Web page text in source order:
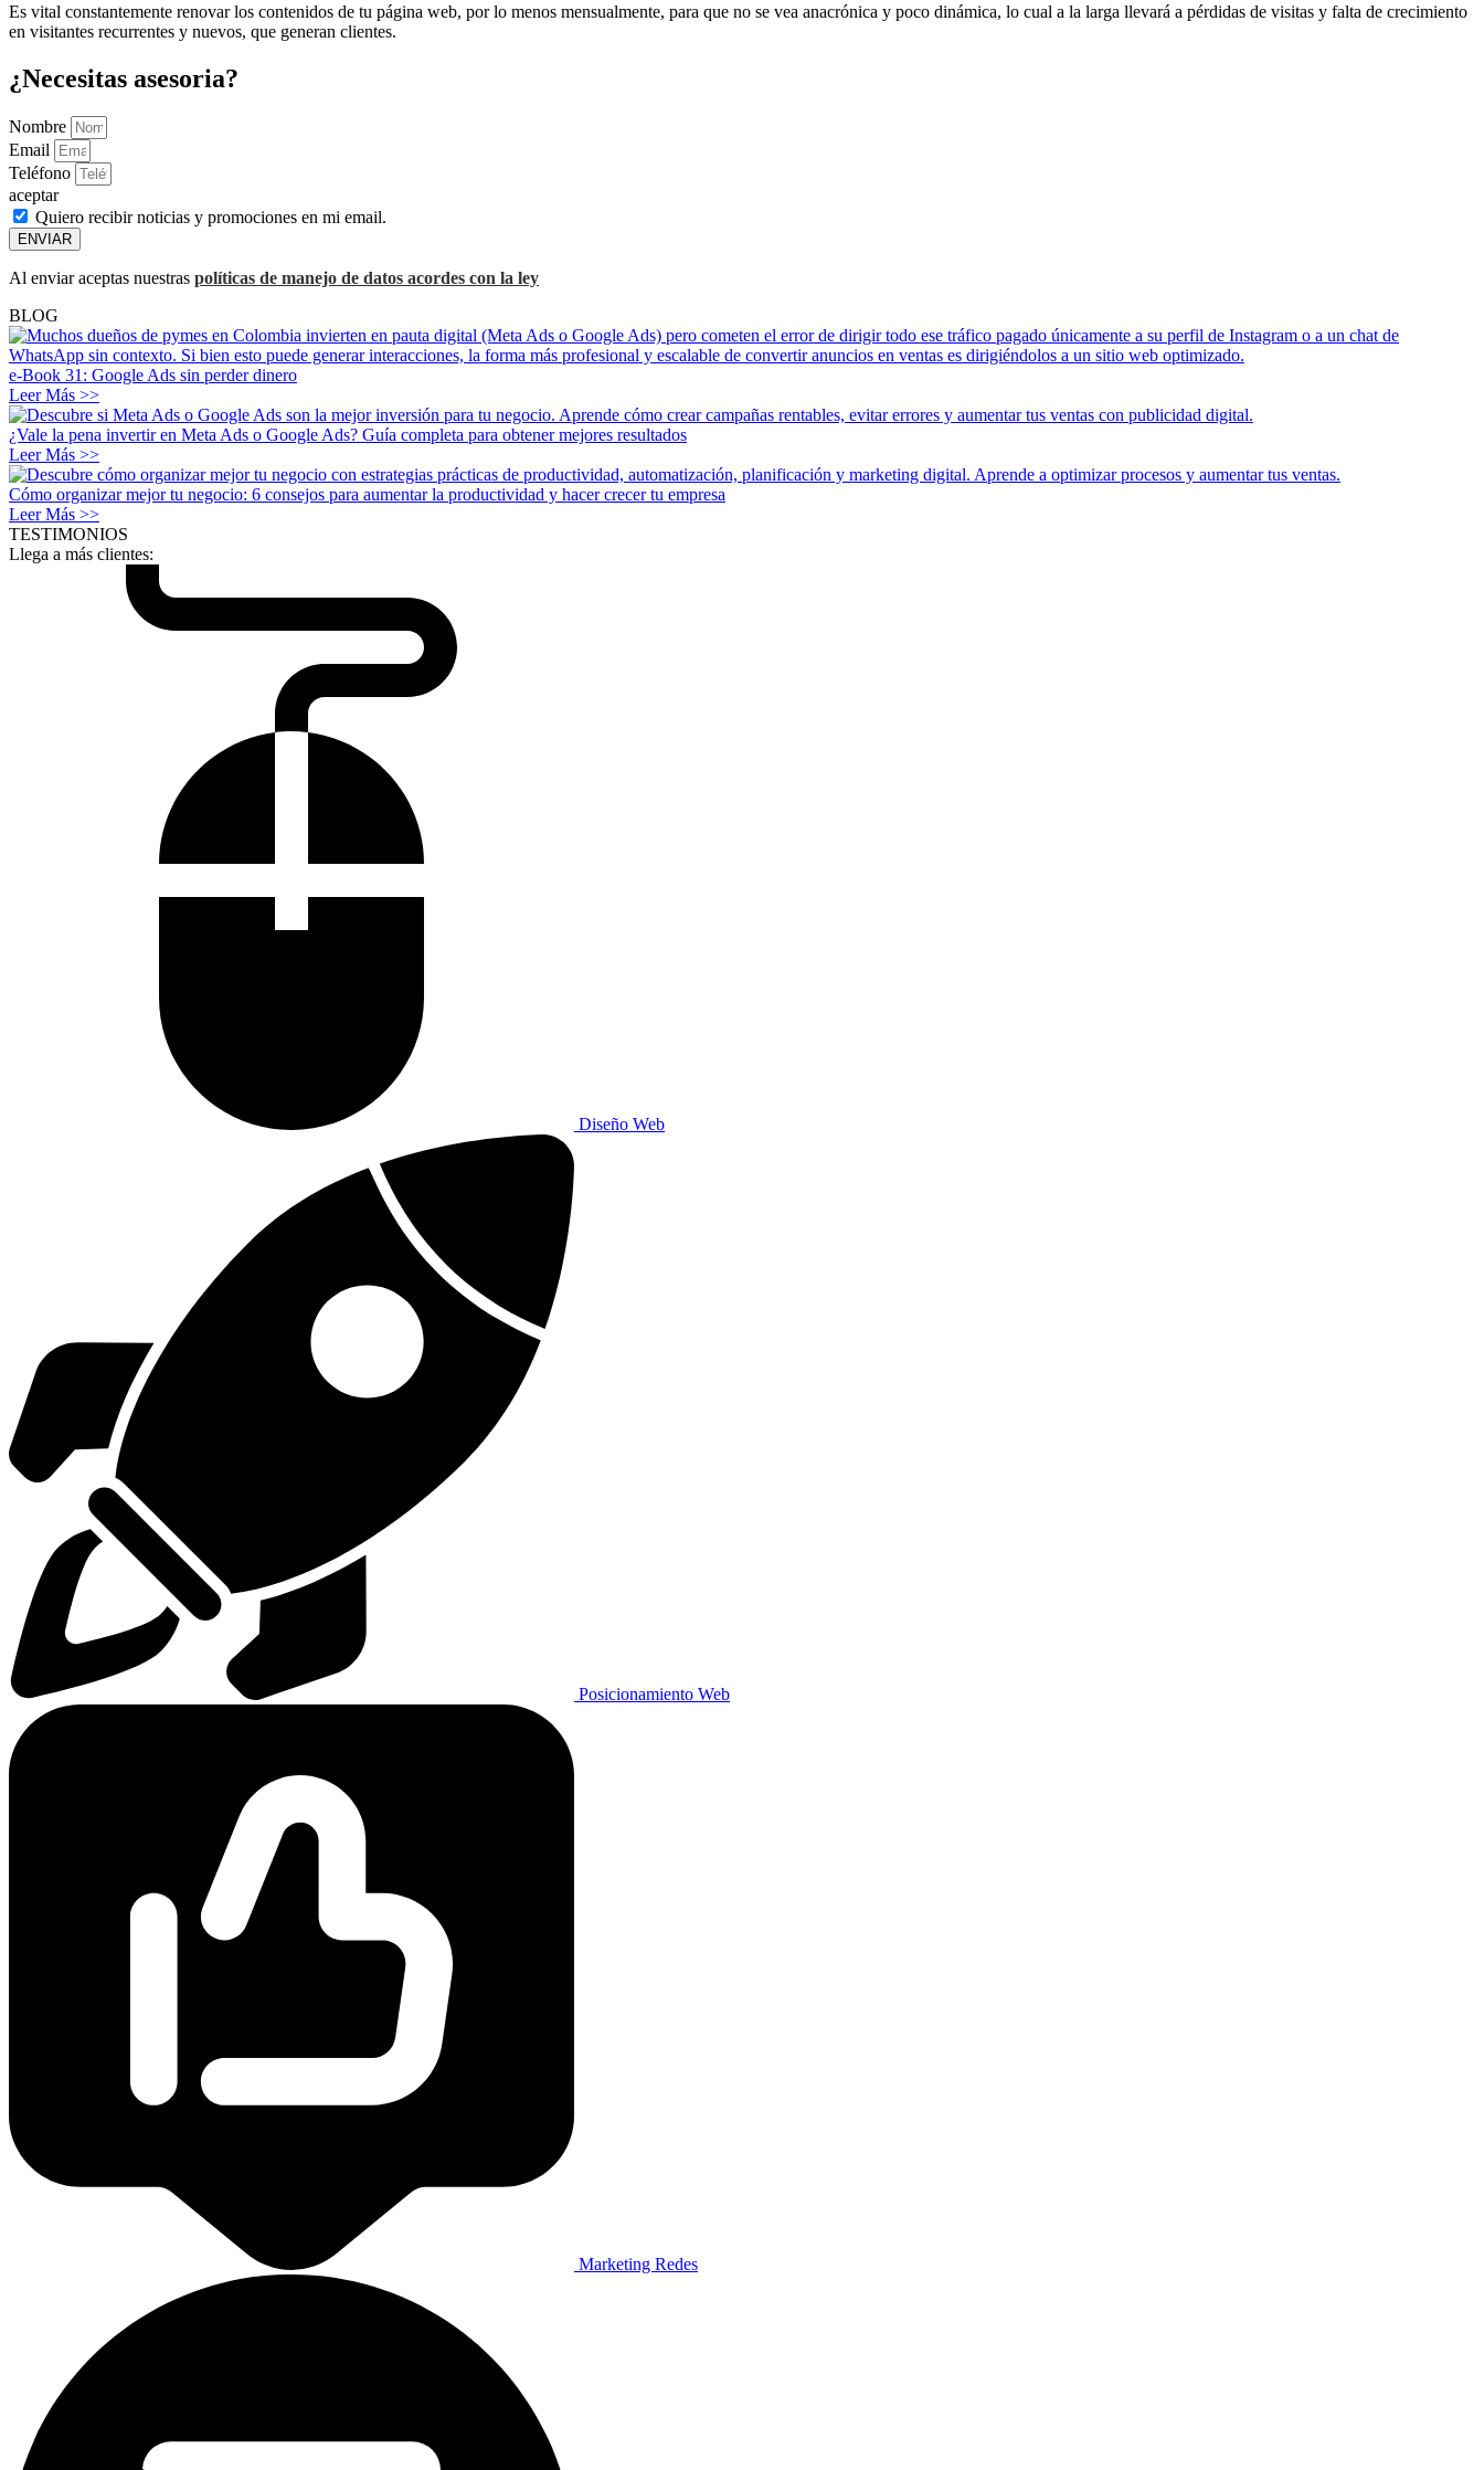
Es vital constantemente renovar los contenidos de tu página web, por lo menos mensualmente, para que no se vea anacrónica y poco dinámica, lo cual a la larga llevará a pérdidas de visitas y falta de crecimiento
en visitantes recurrentes y nuevos, que generan clientes.
¿Necesitas asesoria?
Nombre
Email
Teléfono
aceptar
Quiero recibir noticias y promociones en mi email.
ENVIAR
Al enviar aceptas nuestras políticas de manejo de datos acordes con la ley
BLOG
e-Book 31: Google Ads sin perder dinero
Leer Más >>
¿Vale la pena invertir en Meta Ads o Google Ads? Guía completa para obtener mejores resultados
Leer Más >>
Cómo organizar mejor tu negocio: 6 consejos para aumentar la productividad y hacer crecer tu empresa
Leer Más >>
TESTIMONIOS
Llega a más clientes:
Diseño Web
Posicionamiento Web
Marketing Redes